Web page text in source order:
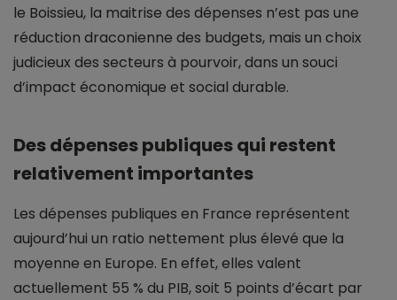
le Boissieu, la maitrise des dépenses n’est pas une
réduction draconienne des budgets, mais un choix
judicieux des secteurs à pourvoir, dans un souci
d’impact économique et social durable.
Des dépenses publiques qui restent
relativement importantes
Les dépenses publiques en France représentent
aujourd’hui un ratio nettement plus élevé que la
moyenne en Europe. En effet, elles valent
actuellement 55 % du PIB, soit 5 points d’écart par